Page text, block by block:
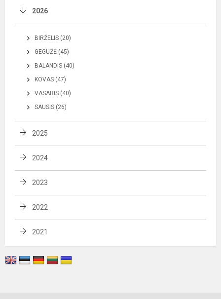
2026
BIRŽELIS (20)
GEGUŽĖ (45)
BALANDIS (40)
KOVAS (47)
VASARIS (40)
SAUSIS (26)
2025
2024
2023
2022
2021